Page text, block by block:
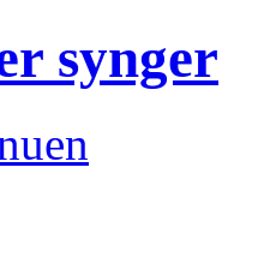
synger